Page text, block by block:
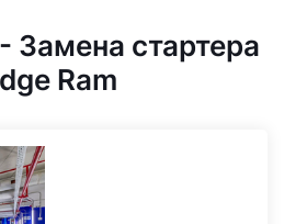
Замена стартера
Ram